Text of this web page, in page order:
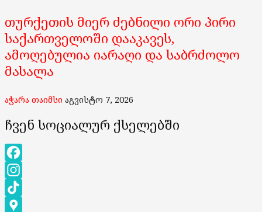
თურქეთის მიერ ძებნილი ორი პირი
საქართველოში დააკავეს,
ამოღებულია იარაღი და საბრძოლო
მასალა
აჭარა თაიმსი აგვისტო 7, 2026
ჩვენ სოციალურ ქსელებში
Facebook
Instagram
TikTok